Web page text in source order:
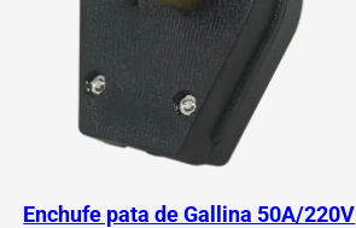
Enchufe pata de Gallina 50A/220V